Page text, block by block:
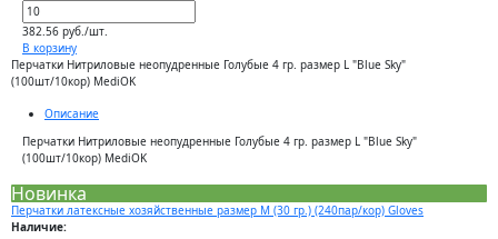
382.56 руб./шт.
В корзину
Перчатки Нитриловые неопудренные Голубые 4 гр. размер L "Blue Sky"
(100шт/10кор) MediOK
Описание
Перчатки Нитриловые неопудренные Голубые 4 гр. размер L "Blue Sky"
(100шт/10кор) MediOK
Новинка
Перчатки латексные хозяйственные размер M (30 гр.) (240пар/кор) Gloves
Наличие: